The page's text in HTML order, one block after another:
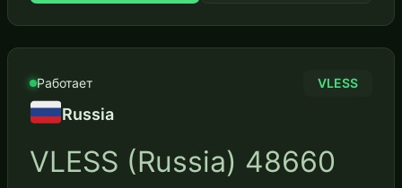
Работает VLESS
Russia
VLESS (Russia) 48660